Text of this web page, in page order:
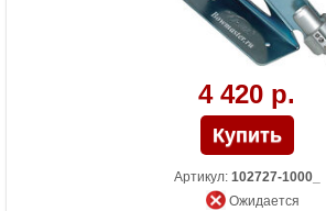
4 420 р.
Артикул: 102727-1000_
Ожидается